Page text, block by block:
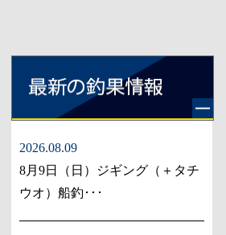
2026.08.09
8月9日（日）ジギング（＋タチ
ウオ）船釣･･･